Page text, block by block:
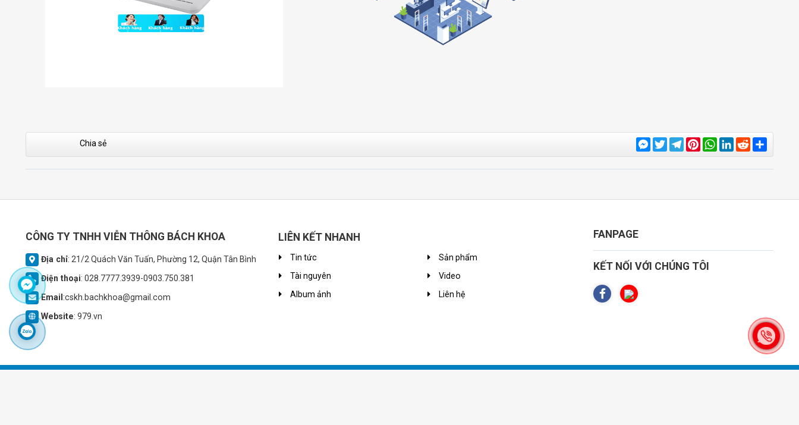
Chia sẻ Messenger
TwitterTelegramPinterestWhatsApp
LinkedIn
Reddit
LIÊN KẾT NHANH
Tin tức
Sản phẩm
Tài nguyên
Video
Album ảnh
Liên hệ
CÔNG TY TNHH VIỄN THÔNG BÁCH KHOA
Địa chỉ: 21/2 Quách Văn Tuấn, Phường 12, Quận Tân Bình
Điện thoại: 028.7777.3939-0903.750.381
Email :cskh.bachkhoa@gmail.com
Website: 979.vn
FANPAGE
KẾT NỐI VỚI CHÚNG TÔI